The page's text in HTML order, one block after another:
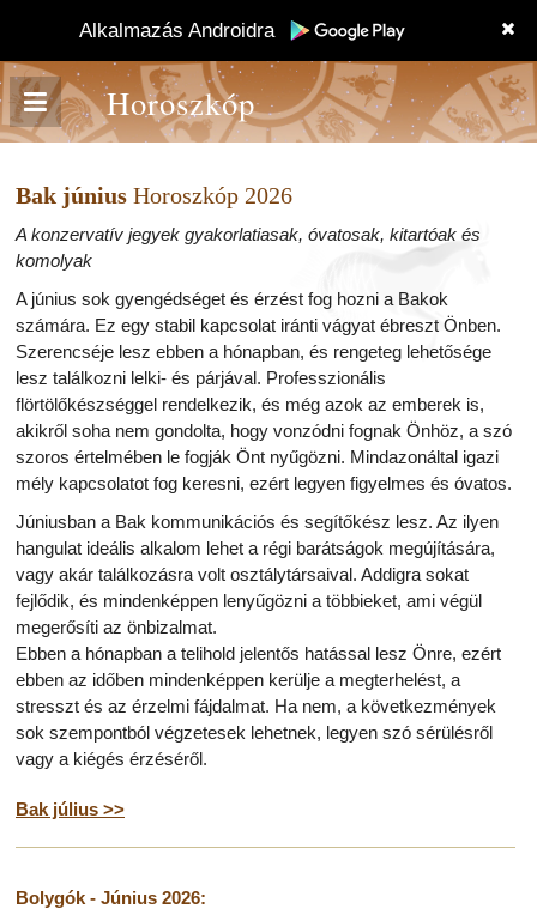
Alkalmazás Androidra
Horoszkóp
Bak június Horoszkóp 2026
A konzervatív jegyek gyakorlatiasak, óvatosak, kitartóak és
komolyak
A június sok gyengédséget és érzést fog hozni a Bakok
számára. Ez egy stabil kapcsolat iránti vágyat ébreszt Önben.
Szerencséje lesz ebben a hónapban, és rengeteg lehetősége
lesz találkozni lelki- és párjával. Professzionális
flörtölőkészséggel rendelkezik, és még azok az emberek is,
akikről soha nem gondolta, hogy vonzódni fognak Önhöz, a szó
szoros értelmében le fogják Önt nyűgözni. Mindazonáltal igazi
mély kapcsolatot fog keresni, ezért legyen figyelmes és óvatos.
Júniusban a Bak kommunikációs és segítőkész lesz. Az ilyen
hangulat ideális alkalom lehet a régi barátságok megújítására,
vagy akár találkozásra volt osztálytársaival. Addigra sokat
fejlődik, és mindenképpen lenyűgözni a többieket, ami végül
megerősíti az önbizalmat.
Ebben a hónapban a telihold jelentős hatással lesz Önre, ezért
ebben az időben mindenképpen kerülje a megterhelést, a
stresszt és az érzelmi fájdalmat. Ha nem, a következmények
sok szempontból végzetesek lehetnek, legyen szó sérülésről
vagy a kiégés érzéséről.
Bak július >>
Bolygók - Június 2026: